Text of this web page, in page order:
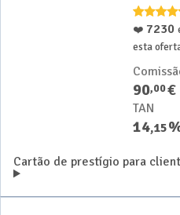
❤️ 7230
esta
90,00€
TAN
14,15
Cartão de prestígio para